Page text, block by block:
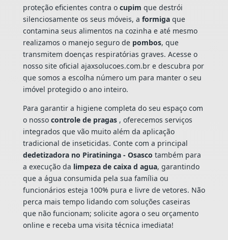
proteção eficientes contra o cupim que destrói
silenciosamente os seus móveis, a formigaque
contamina seus alimentos na cozinha e até mesmo
realizamos o manejo seguro de pombos, que
transmitem doenças respiratórias graves. Acesse o
nosso site oficial ajaxsolucoes.com.br e descubra por
que somos a escolha número um para manter o seu
imóvel protegido o ano inteiro.
Para garantir a higiene completa do seu espaço com
o nosso controle de pragas , oferecemos serviços
integrados que vão muito além da aplicação
tradicional de inseticidas. Conte com a principal
dedetizadora no Piratininga - Osasco também para
a execução da limpeza de caixa d agua, garantindo
que a água consumida pela sua família ou
funcionários esteja 100% pura e livre de vetores. Não
perca mais tempo lidando com soluções caseiras
que não funcionam; solicite agora o seu orçamento
online e receba uma visita técnica imediata!